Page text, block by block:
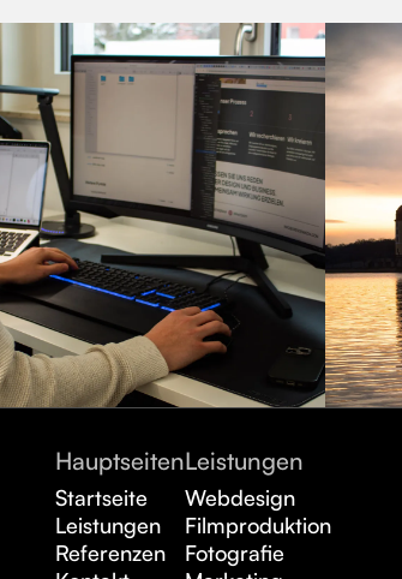
Hauptseiten
Startseite
Leistungen
Referenzen
Leistungen
Webdesign
Filmproduktion
Fotografie